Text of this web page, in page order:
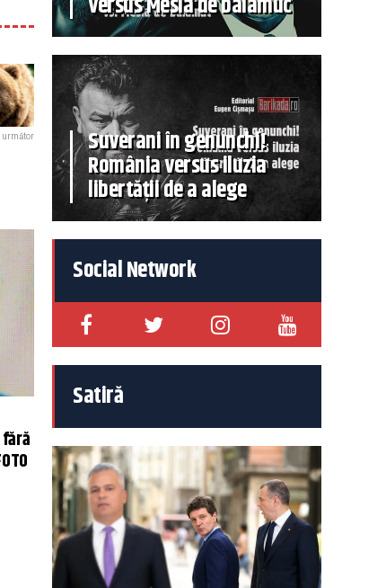
Suverani în genunchi!
România versus iluzia
libertății de a alege
Social Network
Satiră